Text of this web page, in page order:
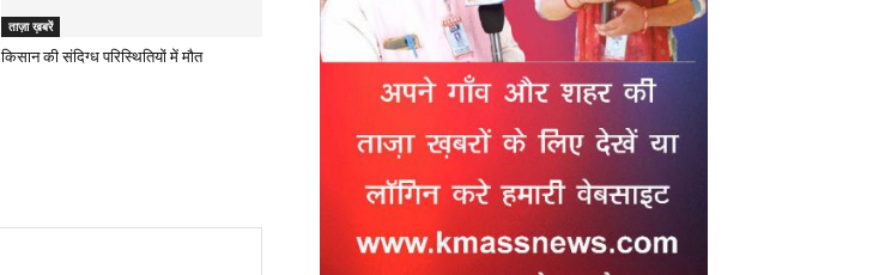
ताज़ा ख़बरें
किसान की संदिग्ध परिस्थितियों में मौत